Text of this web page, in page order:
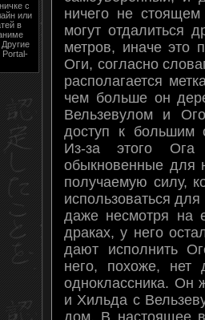
с
или
в
Portal-
ничего не
могут отдалиться
метров, иначе это
Оги, согласно
располагается
чем больше он
Вельзевулом и
доступ к большим
Из-за этого Ога
обыкновенные для
получаемую силу,
использоваться
даже несмотря на
драках, у него
дают исполнить
него, похоже, нет
одноклассника. Он
и Хильда с
дом. В настоящее